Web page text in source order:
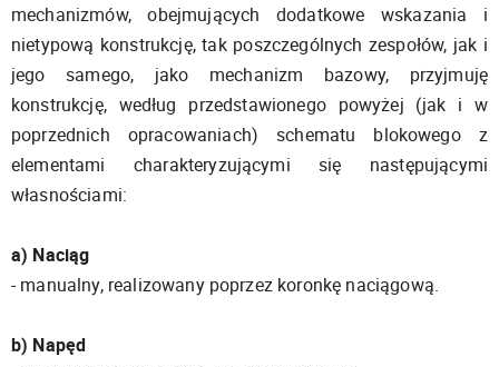
mechanizmów, obejmujących dodatkowe wskazania i
nietypową konstrukcję, tak poszczególnych zespołów, jak i
jego samego, jako mechanizm bazowy, przyjmuję
konstrukcję, według przedstawionego powyżej (jak i w
poprzednich opracowaniach) schematu blokowego z
elementami charakteryzującymi się następującymi
własnościami:
a) Naciąg
- manualny, realizowany poprzez koronkę naciągową.
b) Napęd